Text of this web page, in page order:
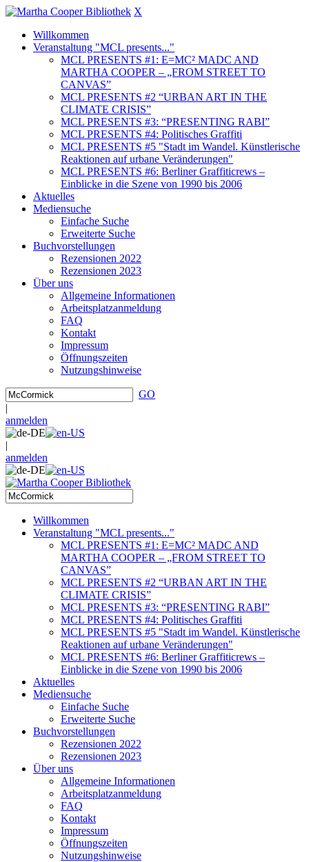
X
Willkommen
Veranstaltung "MCL presents..."
MCL PRESENTS #1: E=MC² MADC AND
MARTHA COOPER – „FROM STREET TO
CANVAS”
MCL PRESENTS #2 “URBAN ART IN THE
CLIMATE CRISIS”
MCL PRESENTS #3: “PRESENTING RABI”
MCL PRESENTS #4: Politisches Graffiti
MCL PRESENTS #5 "Stadt im Wandel. Künstlerische
Reaktionen auf urbane Veränderungen"
MCL PRESENTS #6: Berliner Graffiticrews –
Einblicke in die Szene von 1990 bis 2006
Aktuelles
Mediensuche
Einfache Suche
Erweiterte Suche
Buchvorstellungen
Rezensionen 2022
Rezensionen 2023
Über uns
Allgemeine Informationen
Arbeitsplatzanmeldung
FAQ
Kontakt
Impressum
Öffnungszeiten
Nutzungshinweise
GO
|
anmelden
|
anmelden
Willkommen
Veranstaltung "MCL presents..."
MCL PRESENTS #1: E=MC² MADC AND
MARTHA COOPER – „FROM STREET TO
CANVAS”
MCL PRESENTS #2 “URBAN ART IN THE
CLIMATE CRISIS”
MCL PRESENTS #3: “PRESENTING RABI”
MCL PRESENTS #4: Politisches Graffiti
MCL PRESENTS #5 "Stadt im Wandel. Künstlerische
Reaktionen auf urbane Veränderungen"
MCL PRESENTS #6: Berliner Graffiticrews –
Einblicke in die Szene von 1990 bis 2006
Aktuelles
Mediensuche
Einfache Suche
Erweiterte Suche
Buchvorstellungen
Rezensionen 2022
Rezensionen 2023
Über uns
Allgemeine Informationen
Arbeitsplatzanmeldung
FAQ
Kontakt
Impressum
Öffnungszeiten
Nutzungshinweise